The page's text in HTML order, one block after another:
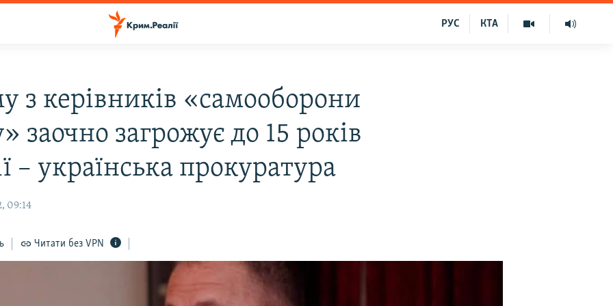
КТА
РУС
з керівників «самооборони
заочно загрожує до 15 років
– українська прокуратура
09:14
Читати без VPN